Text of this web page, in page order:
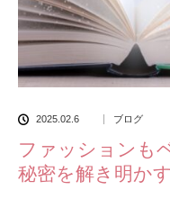
2025.02.6 ブログ
ファッションも
秘密を解き明かす